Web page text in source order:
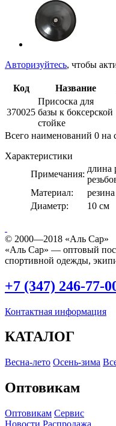
Авторизуйтесь, чтобы
Код Название
370025
Присоска для
базы к боксерской
стойке
Всего наименований 0 на
Характеристики
Примечания:
длина
Материал:
резина
Диаметр:
10 см
© 2000—2018 «Аль Сар»
«Аль Сар» — оптовый
спортивной одежды,
+7 (347) 246-77-
Контактная информация
КАТАЛОГ
Весна-лето Осень-зима
Оптовикам
Оптовикам Сервис